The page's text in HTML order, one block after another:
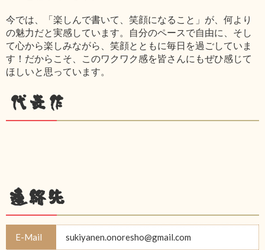
今では、「楽しんで書いて、笑顔になること」が、何より
の魅力だと実感しています。自分のペースで自由に、そし
て心から楽しみながら、笑顔とともに毎日を過ごしていま
す！だからこそ、このワクワク感を皆さんにもぜひ感じて
ほしいと思っています。
代表作
連絡先
E-Mail sukiyanen.onoresho@gmail.com